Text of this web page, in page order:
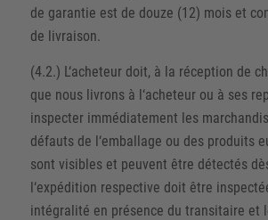
de garantie est de douze (12) mois et
de livraison.
(4.2.) L‘acheteur doit, à la réception de
que nous livrons à l‘acheteur ou à ses
inspecter immédiatement les
défauts de l‘emballage ou des produits
sont visibles et peuvent être détectés
l‘expédition respective doit être
intégralité en présence du transitaire et